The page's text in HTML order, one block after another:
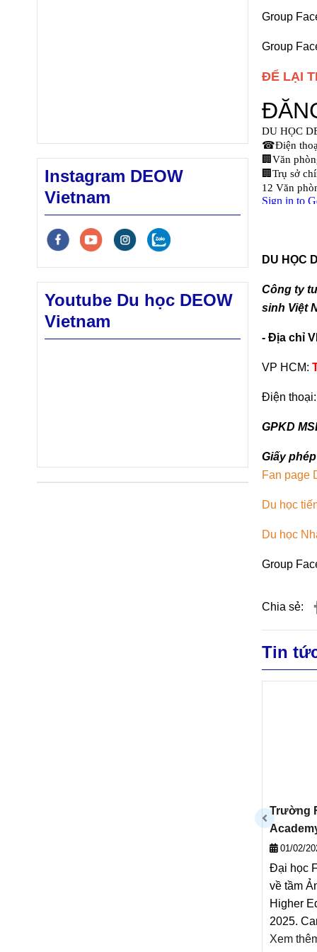
Group
Group
ĐỂ LẠI
DU HỌC
Công ty
sinh Việt
- Địa chỉ
VP HCM:
Điện thoại:
GPKD
Giấy
Fan page
Du học
Du học
Group
Chia sẻ:
Tin
Trường
01/02/
Đại học
về tầm
Higher
2025.
Flinders
Xem
Instagram DEOW
Vietnam
Youtube Du học DEOW
Vietnam